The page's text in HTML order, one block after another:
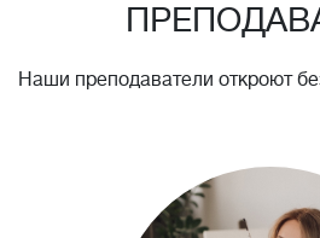
Наши преподаватели откроют